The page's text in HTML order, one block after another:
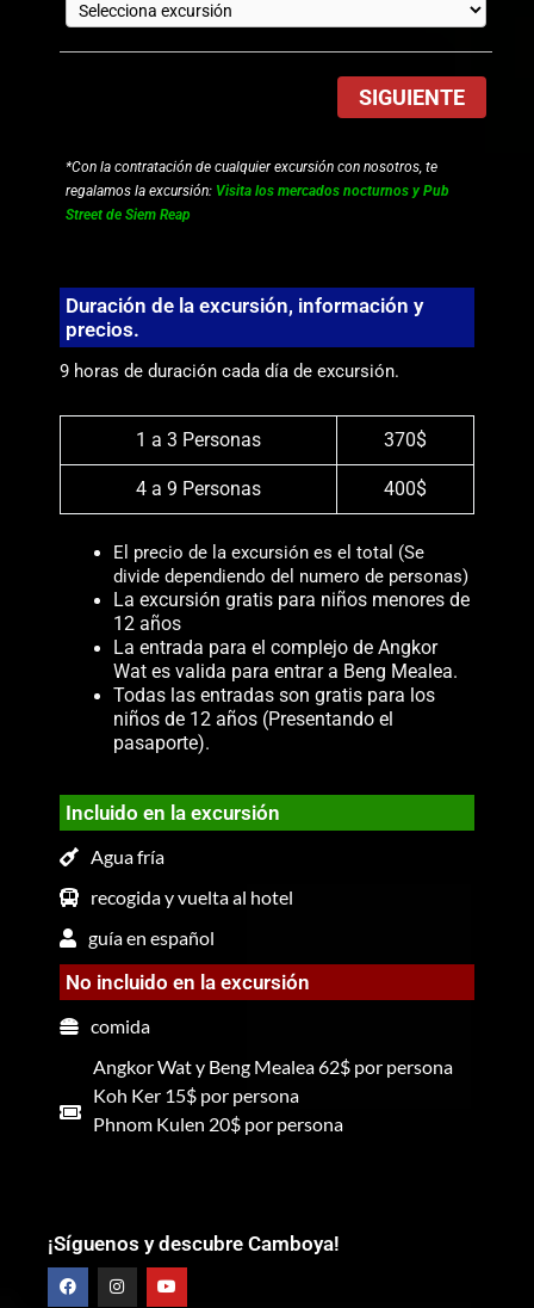
SIGUIENTE
*Con la contratación de cualquier excursión con nosotros, te
regalamos la excursión: Visita los mercados nocturnos y Pub
Street de Siem Reap
Duración de la excursión, información y
precios.
9 horas de duración cada día de excursión.
1 a 3 Personas 370$
4 a 9 Personas 400$
El precio de la excursión es el total (Se
divide dependiendo del numero de personas)
La excursión gratis para niños menores de
12 años
La entrada para el complejo de Angkor
Wat es valida para entrar a Beng Mealea.
Todas las entradas son gratis para los
niños de 12 años (Presentando el
pasaporte).
Incluido en la excursión
Agua fría
recogida y vuelta al hotel
guía en español
No incluido en la excursión
comida
Angkor Wat y Beng Mealea 62$ por persona
Koh Ker 15$ por persona
Phnom Kulen 20$ por persona
¡Síguenos y descubre Camboya!
F
a
I
n
Y
o